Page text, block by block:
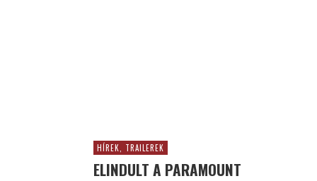
HÍREK, TRAILEREK
ELINDULT A PARAMOUNT